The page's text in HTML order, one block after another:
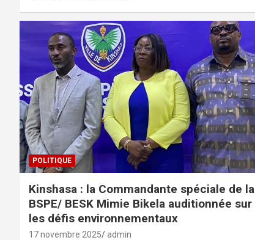
POLITIQUE
Kinshasa : la Commandante spéciale de la
BSPE/ BESK Mimie Bikela auditionnée sur
les défis environnementaux
17 novembre 2025 admin